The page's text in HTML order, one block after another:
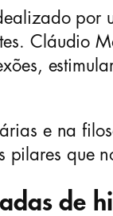
por
Cláudio
e na
pilares que
de